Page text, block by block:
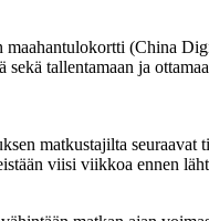
(China
tallentamaan ja
matkustajilta
viisi viikkoa ennen